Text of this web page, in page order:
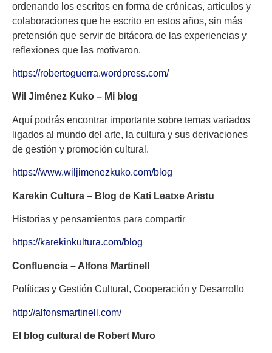
ordenando los escritos en forma de crónicas, artículos y
colaboraciones que he escrito en estos años, sin más
pretensión que servir de bitácora de las experiencias y
reflexiones que las motivaron.
https://robertoguerra.wordpress.com/
Wil Jiménez Kuko – Mi blog
Aquí podrás encontrar importante sobre temas variados
ligados al mundo del arte, la cultura y sus derivaciones
de gestión y promoción cultural.
https://www.wiljimenezkuko.com/blog
Karekin Cultura – Blog de Kati Leatxe Aristu
Historias y pensamientos para compartir
https://karekinkultura.com/blog
Confluencia – Alfons Martinell
Políticas y Gestión Cultural, Cooperación y Desarrollo
http://alfonsmartinell.com/
El blog cultural de Robert Muro